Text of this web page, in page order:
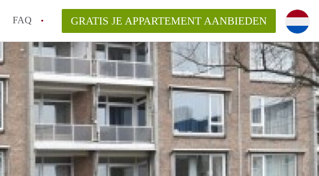
FAQ
op een Appartement in Delft?
AppartementDelft?
bemiddelingsvergoeding?
GRATIS JE APPARTEMENT AANBIEDEN